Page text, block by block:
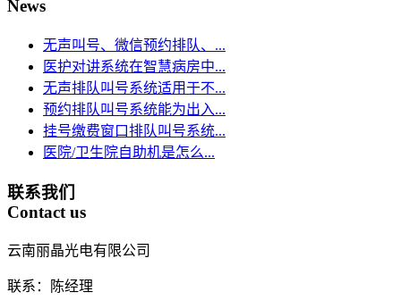
News
无声叫号、微信预约排队、...
医护对讲系统在智慧病房中...
无声排队叫号系统适用于不...
预约排队叫号系统能为出入...
挂号缴费窗口排队叫号系统...
医院/卫生院自助机是怎么...
联系我们
Contact us
云南丽晶光电有限公司
联系：陈经理